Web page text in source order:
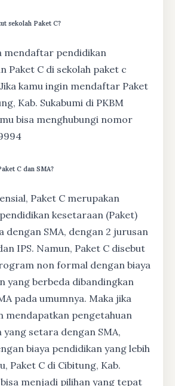
sekolah Paket C?
mendaftar pendidikan
Paket C di sekolah paket c
kamu ingin mendaftar Paket
Kab. Sukabumi di PKBM
bisa menghubungi nomor
C dan SMA?
Paket C merupakan
kesetaraan (Paket)
dengan SMA, dengan 2 jurusan
IPS. Namun, Paket C disebut
non formal dengan biaya
yang berbeda dibandingkan
pada umumnya. Maka jika
mendapatkan pengetahuan
yang setara dengan SMA,
biaya pendidikan yang lebih
Paket C di Cibitung, Kab.
bisa menjadi pilihan yang tepat